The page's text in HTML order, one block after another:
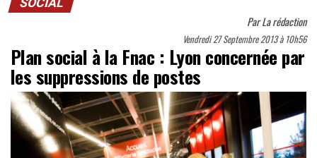
SOCIAL
ParLa rédaction
Vendredi 27 Septembre 2013 à 10h56
Plan social à la Fnac : Lyon concernée par
les suppressions de postes